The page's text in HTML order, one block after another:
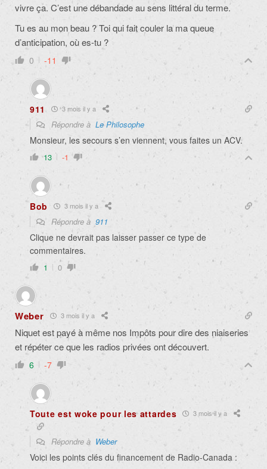
vivre ça. C’est une débandade au sens littéral du terme.
Tu es au mon beau ? Toi qui fait couler la ma queue
d’anticipation, où es-tu ?
0 -11
911 3 mois il y a
Répondre à Le Philosophe
Monsieur, les secours s’en viennent, vous faites un ACV.
13 -1
Bob 3 mois il y a
Répondre à 911
Clique ne devrait pas laisser passer ce type de
commentaires.
1 0
Weber 3 mois il y a
Niquet est payé à même nos Impôts pour dire des niaiseries
et répéter ce que les radios privées ont découvert.
6 -7
Toute est woke pour les attardes 3 mois il y a
Répondre à Weber
Voici les points clés du financement de Radio-Canada :